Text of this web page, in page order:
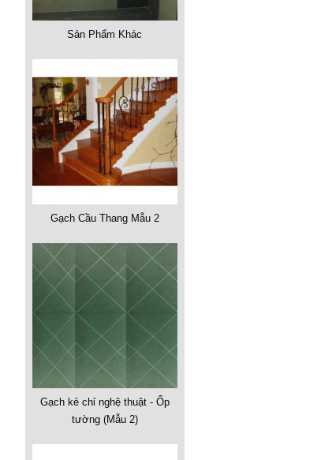
Sản Phẩm Khác
Gạch Cầu Thang Mẫu 2
Gạch kẻ chỉ nghệ thuật - Ốp
tường (Mẫu 2)